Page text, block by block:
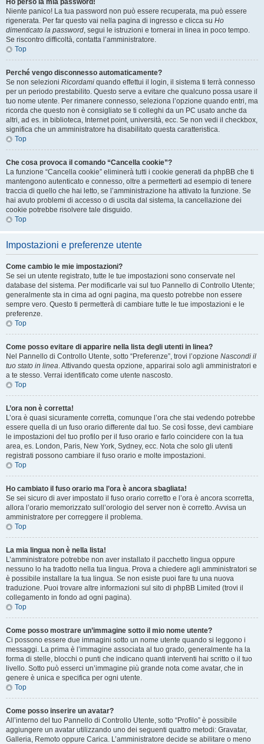
Ho perso la mia password!
Niente panico! La tua password non può essere recuperata, ma può essere
rigenerata. Per far questo vai nella pagina di ingresso e clicca su Ho
dimenticato la password, segui le istruzioni e tornerai in linea in poco tempo.
Se riscontro difficoltà, contatta l’amministratore.
Top
Perché vengo disconnesso automaticamente?
Se non selezioni Ricordami quando effettui il login, il sistema ti terrà connesso
per un periodo prestabilito. Questo serve a evitare che qualcuno possa usare il
tuo nome utente. Per rimanere connesso, seleziona l’opzione quando entri, ma
ricorda che questo non è consigliato se ti colleghi da un PC usato anche da
altri, ad es. in biblioteca, Internet point, università, ecc. Se non vedi il checkbox,
significa che un amministratore ha disabilitato questa caratteristica.
Top
Che cosa provoca il comando “Cancella cookie”?
La funzione “Cancella cookie” eliminerà tutti i cookie generati da phpBB che ti
mantengono autenticato e connesso, oltre a permetterti ad esempio di tenere
traccia di quello che hai letto, se l’amministrazione ha attivato la funzione. Se
hai avuto problemi di accesso o di uscita dal sistema, la cancellazione dei
cookie potrebbe risolvere tale disguido.
Top
Impostazioni e preferenze utente
Come cambio le mie impostazioni?
Se sei un utente registrato, tutte le tue impostazioni sono conservate nel
database del sistema. Per modificarle vai sul tuo Pannello di Controllo Utente;
generalmente sta in cima ad ogni pagina, ma questo potrebbe non essere
sempre vero. Questo ti permetterà di cambiare tutte le tue impostazioni e le
preferenze.
Top
Come posso evitare di apparire nella lista degli utenti in linea?
Nel Pannello di Controllo Utente, sotto “Preferenze”, trovi l’opzione Nascondi il
tuo stato in linea. Attivando questa opzione, apparirai solo agli amministratori e
a te stesso. Verrai identificato come utente nascosto.
Top
L’ora non è corretta!
L’ora è quasi sicuramente corretta, comunque l’ora che stai vedendo potrebbe
essere quella di un fuso orario differente dal tuo. Se così fosse, devi cambiare
le impostazioni del tuo profilo per il fuso orario e farlo coincidere con la tua
area, es. London, Paris, New York, Sydney, ecc. Nota che solo gli utenti
registrati possono cambiare il fuso orario e molte impostazioni.
Top
Ho cambiato il fuso orario ma l’ora è ancora sbagliata!
Se sei sicuro di aver impostato il fuso orario corretto e l’ora è ancora scorretta,
allora l’orario memorizzato sull’orologio del server non è corretto. Avvisa un
amministratore per correggere il problema.
Top
La mia lingua non è nella lista!
L’amministratore potrebbe non aver installato il pacchetto lingua oppure
nessuno lo ha tradotto nella tua lingua. Prova a chiedere agli amministratori se
è possibile installare la tua lingua. Se non esiste puoi fare tu una nuova
traduzione. Puoi trovare altre informazioni sul sito di phpBB Limited (trovi il
collegamento in fondo ad ogni pagina).
Top
Come posso mostrare un’immagine sotto il mio nome utente?
Ci possono essere due immagini sotto un nome utente quando si leggono i
messaggi. La prima è l’immagine associata al tuo grado, generalmente ha la
forma di stelle, blocchi o punti che indicano quanti interventi hai scritto o il tuo
livello. Sotto può esserci un’immagine più grande nota come avatar, che in
genere è unica e specifica per ogni utente.
Top
Come posso inserire un avatar?
All’interno del tuo Pannello di Controllo Utente, sotto “Profilo” è possibile
aggiungere un avatar utilizzando uno dei seguenti quattro metodi: Gravatar,
Galleria, Remoto oppure Carica. L’amministratore decide se abilitare o meno